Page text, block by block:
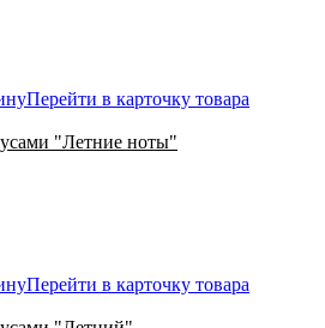
Перейти в карточку товара
"Летние ноты"
Перейти в карточку товара